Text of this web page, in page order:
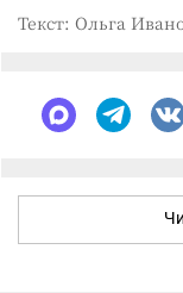
Текст: Ольга